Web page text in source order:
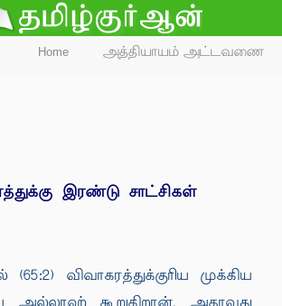
Home அத்தியாயம் அட்டவணை
இரண்டு சாட்சிகள்
விவாகரத்துக்குரிய முக்கிய